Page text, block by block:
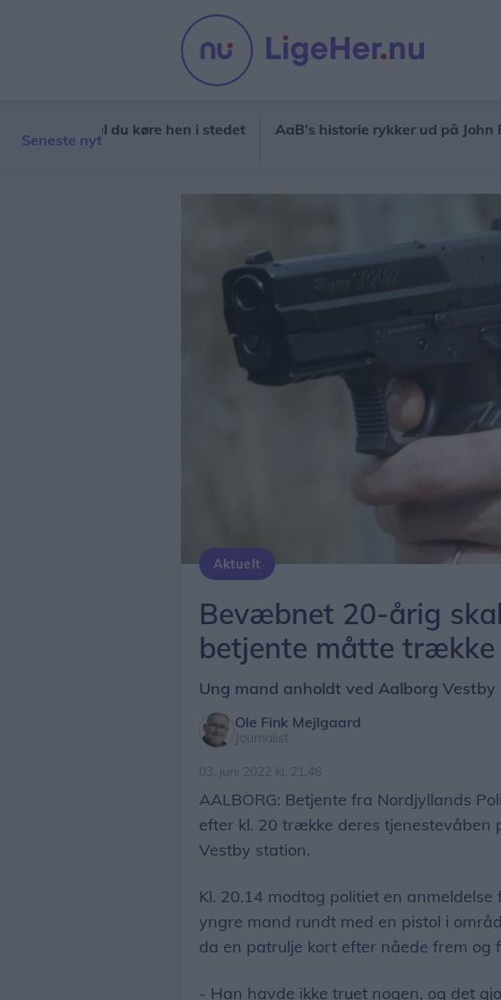
Seneste nyt
skal du køre hen i stedet AaB's historie rykker ud på John F.
Aktuelt
Bevæbnet 20-årig
betjente måtte
Ung mand anholdt ved Aalborg Vestby
Ole Fink Mejlgaard
Journalist
03. juni 2022 kl. 21.46
AALBORG: Betjente fra Nordjyllands
efter kl. 20 trække deres
Vestby station.
Kl. 20.14 modtog politiet en
yngre mand rundt med en pistol i
da en patrulje kort efter nåede frem og
- Han havde ikke truet nogen, og det